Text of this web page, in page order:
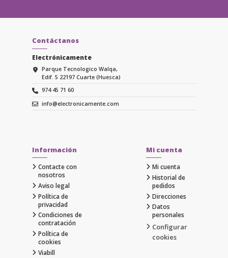
Contáctanos
Electrónicamente
Parque Tecnologico Walqa,
Edif. 5 22197 Cuarte (Huesca)
974 45 71 60
info@electronicamente.com
Información
Contacte con
nosotros
Aviso legal
Política de
privacidad
Condiciones de
contratación
Política de
cookies
Viabill
Mi cuenta
Mi cuenta
Historial de
pedidos
Direcciones
Datos
personales
Configurar
cookies